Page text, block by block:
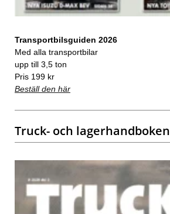
Transportbilsguiden 2026
Med alla transportbilar
upp till 3,5 ton
Pris 199 kr
Beställ den här
Truck- och lagerhandboken